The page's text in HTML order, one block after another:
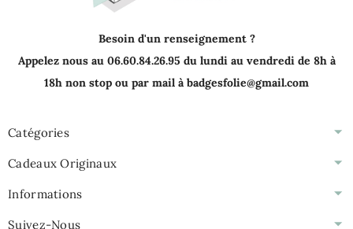
Besoin d'un renseignement ?
Appelez nous au 06.60.84.26.95 du lundi au vendredi de 8h à
18h non stop ou par mail à badgesfolie@gmail.com
Catégories
Cadeaux Originaux
Informations
Suivez-Nous